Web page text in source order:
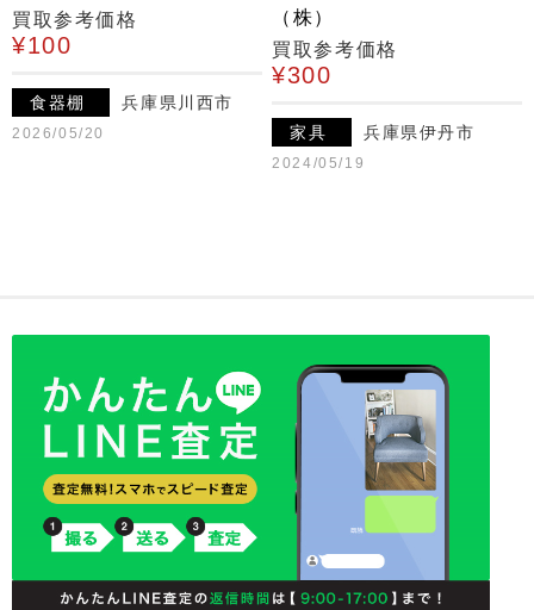
買取参考価格
¥100
食器棚 兵庫県川西市
2026/05/20
（株）
買取参考価格
¥300
家具 兵庫県伊丹市
2024/05/19